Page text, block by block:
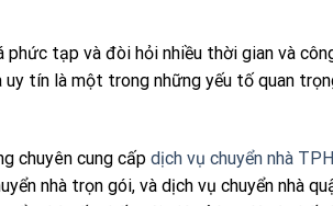
phức tạp và đòi hỏi nhiều thời gian và
tín là một trong những yếu tố quan
chuyên cung cấp dịch vụ chuyển nhà
nhà trọn gói, và dịch vụ chuyển nhà